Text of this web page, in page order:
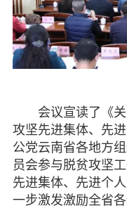
会议宣读了《关
攻坚先进集体、先
公党云南省各地方
员会参与脱贫攻坚
先进集体、先进个
一步激发激励全省